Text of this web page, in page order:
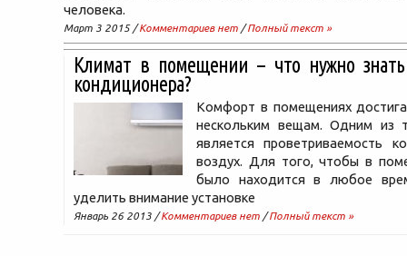
человека.
Март 3 2015 /Комментариев нет /Полный текст »
Климат в помещении – что нужно знать
кондиционера?
Комфорт в помещениях
нескольким вещам. Одним из
является проветриваемость
воздух. Для того, чтобы в
было находится в любое
уделить внимание установке
Январь 26 2013 /Комментариев нет /Полный текст »